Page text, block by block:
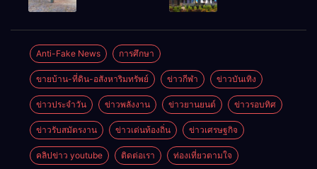
Thailand
2026 เชื่อม 4
งานใหญ่
สร้างโอกาส
ธุรกิจครบ
วงจร ด้วยครับ
เศรษฐกิจ
เพลิงขั้นต้น”
ยกระดับ
ศักยภาพเจ้า
หน้าที่ท้องถิ่น
รับมืออัคคีภัย
ตามมาตรฐาน
สากล
เวทีระดับชาติ
NCPD 2026
เปลี่ยน “ผ้า
เหลือ” สู่ราย
ได้ที่ยั่งยืน
Anti-Fake News การศึกษา
ขายบ้าน-ที่ดิน-อสังหาริมทรัพย์ ข่าวกีฬา ข่าวบันเทิง
ข่าวประจำวัน ข่าวพลังงาน ข่าวยานยนต์ ข่าวรอบทิศ
ข่าวรับสมัตรงาน ข่าวเด่นท้องถิ่น ข่าวเศรษฐกิจ
คลิปข่าว youtube ติดต่อเรา ท่องเที่ยวตามใจ